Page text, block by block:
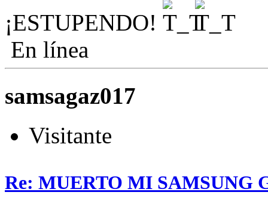
¡ESTUPENDO!
En línea
samsagaz017
Visitante
Re: MUERTO MI SAMSUNG